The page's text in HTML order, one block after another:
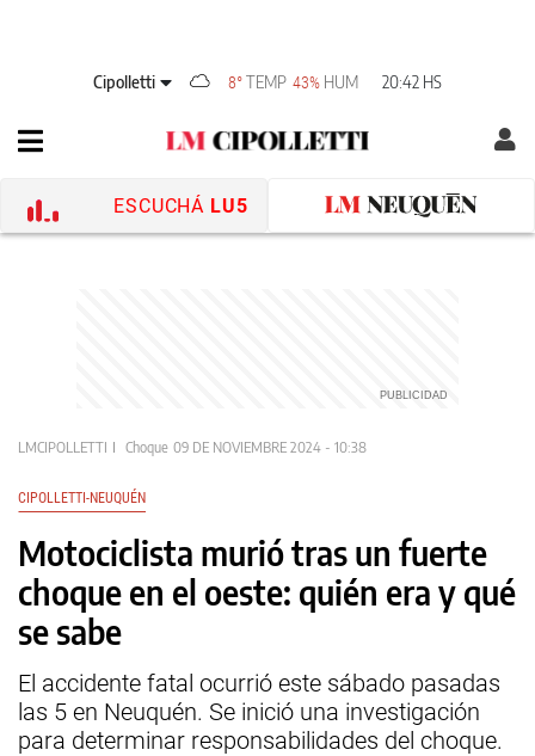
Cipolletti 8° TEMP 43% HUM 20:42 HS
ESCUCHÁ LU5
LMCIPOLLETTI Choque 09 DE NOVIEMBRE 2024 - 10:38
CIPOLLETTI-NEUQUÉN
Motociclista murió tras un fuerte
choque en el oeste: quién era y qué
se sabe
El accidente fatal ocurrió este sábado pasadas
las 5 en Neuquén. Se inició una investigación
para determinar responsabilidades del choque.